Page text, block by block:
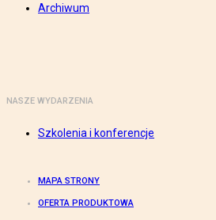
Archiwum
NASZE WYDARZENIA
Szkolenia i konferencje
MAPA STRONY
OFERTA PRODUKTOWA